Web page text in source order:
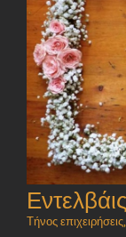
Τήνος επιχειρήσεις,